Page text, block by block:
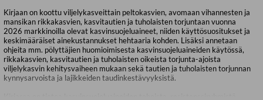
Kirjaan on koottu viljelykasveittain peltokasvien, avomaan vihannesten ja
mansikan rikkakasvien, kasvitautien ja tuholaisten torjuntaan vuonna
2026 markkinoilla olevat kasvinsuojeluaineet, niiden käyttösuositukset ja
keskimääräiset ainekustannukset hehtaaria kohden. Lisäksi annetaan
ohjeita mm. pölyttäjien huomioimisesta kasvinsuojeluaineiden käytössä,
rikkakasvien, kasvitautien ja tuholaisten oikeista torjunta-ajoista
viljelykasvin kehitysvaiheen mukaan sekä tautien ja tuholaisten torjunnan
kynnysarvoista ja lajikkeiden taudinkestävyyksistä.